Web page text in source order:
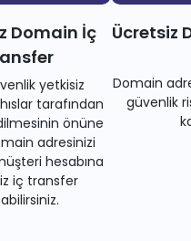
Domain İç
yetkisiz
tarafından
önüne
adresinizi
hesabına
iç transfer
Ücretsiz
Domain
güvenlik